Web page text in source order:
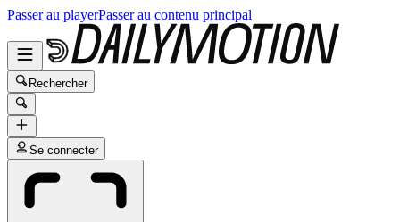
Passer au playerPasser au contenu principal
Rechercher
Se connecter